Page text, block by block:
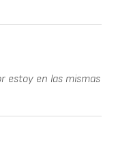
estoy en las mismas